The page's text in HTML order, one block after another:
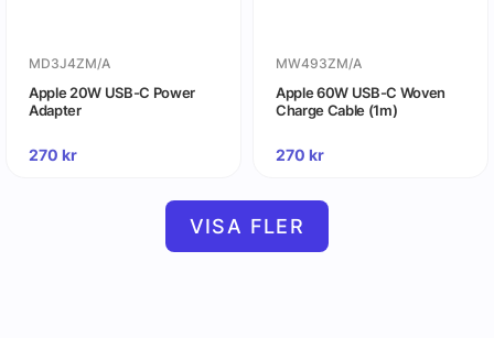
MD3J4ZM/A
Apple 20W USB-C Power
Adapter
270 kr
MW493ZM/A
Apple 60W USB-C Woven
Charge Cable (1m)
270 kr
VISA FLER